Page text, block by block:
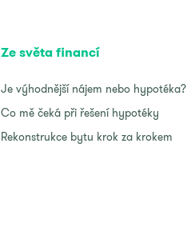
Ze světa financí
Je výhodnější nájem nebo hypotéka?
Co mě čeká při řešení hypotéky
Rekonstrukce bytu krok za krokem